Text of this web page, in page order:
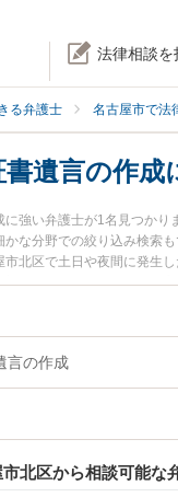
法律相談を
る弁護士 名古屋市で法
遺言の作成
強い弁護士が1名見つか
な分野での絞り込み検索
北区で土日や夜間に発生
回相談無料で公正証書遺
言の作成
北区から相談可能な